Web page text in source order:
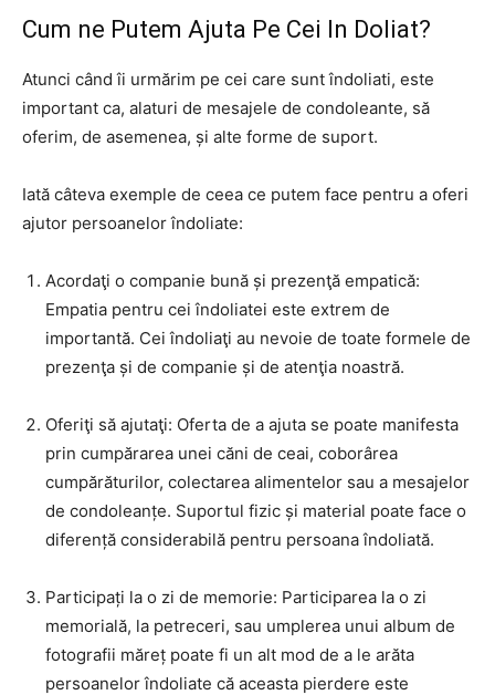
Cum ne Putem Ajuta Pe Cei In Doliat?
Atunci când îi urmărim pe cei care sunt îndoliati, este
important ca, alaturi de mesajele de condoleante, să
oferim, de asemenea, și alte forme de suport.
Iată câteva exemple de ceea ce putem face pentru a oferi
ajutor persoanelor îndoliate:
Acordaţi o companie bună și prezenţă empatică:
Empatia pentru cei îndoliatei este extrem de
importantă. Cei îndoliaţi au nevoie de toate formele de
prezenţa și de companie și de atenţia noastră.
Oferiţi să ajutaţi: Oferta de a ajuta se poate manifesta
prin cumpărarea unei căni de ceai, coborârea
cumpărăturilor, colectarea alimentelor sau a mesajelor
de condoleanțe. Suportul fizic și material poate face o
diferență considerabilă pentru persoana îndoliată.
Participați la o zi de memorie: Participarea la o zi
memorială, la petreceri, sau umplerea unui album de
fotografii măreț poate fi un alt mod de a le arăta
persoanelor îndoliate că aceasta pierdere este